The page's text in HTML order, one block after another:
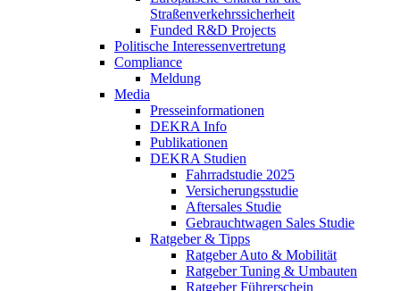
Straßenverkehrssicherheit
Funded R&D Projects
Politische Interessenvertretung
Compliance
Meldung
Media
Presseinformationen
DEKRA Info
Publikationen
DEKRA Studien
Fahrradstudie 2025
Versicherungsstudie
Aftersales Studie
Gebrauchtwagen Sales Studie
Ratgeber & Tipps
Ratgeber Auto & Mobilität
Ratgeber Tuning & Umbauten
Ratgeber Führerschein